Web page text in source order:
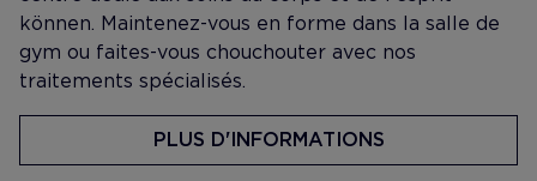
können. Maintenez-vous en forme dans la salle de
gym ou faites-vous chouchouter avec nos
traitements spécialisés.
PLUS D'INFORMATIONS